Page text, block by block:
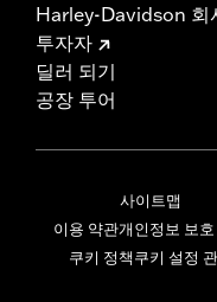
Harley-Davidson 회
투자자
딜러 되기
공장 투어
사이트맵
이용 약관개인정보 보호
쿠키 정책쿠키 설정